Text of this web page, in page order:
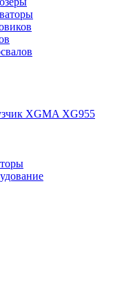
XGMA XG955